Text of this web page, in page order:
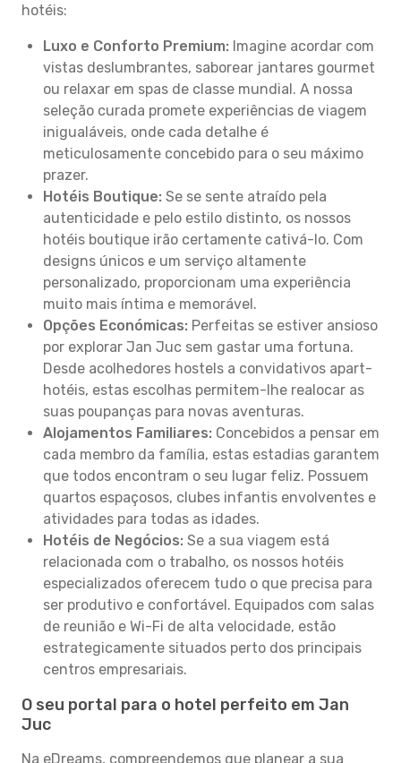
hotéis:
Luxo e Conforto Premium: Imagine acordar com
vistas deslumbrantes, saborear jantares gourmet
ou relaxar em spas de classe mundial. A nossa
seleção curada promete experiências de viagem
inigualáveis, onde cada detalhe é
meticulosamente concebido para o seu máximo
prazer.
Hotéis Boutique: Se se sente atraído pela
autenticidade e pelo estilo distinto, os nossos
hotéis boutique irão certamente cativá-lo. Com
designs únicos e um serviço altamente
personalizado, proporcionam uma experiência
muito mais íntima e memorável.
Opções Económicas: Perfeitas se estiver ansioso
por explorar Jan Juc sem gastar uma fortuna.
Desde acolhedores hostels a convidativos apart-
hotéis, estas escolhas permitem-lhe realocar as
suas poupanças para novas aventuras.
Alojamentos Familiares: Concebidos a pensar em
cada membro da família, estas estadias garantem
que todos encontram o seu lugar feliz. Possuem
quartos espaçosos, clubes infantis envolventes e
atividades para todas as idades.
Hotéis de Negócios: Se a sua viagem está
relacionada com o trabalho, os nossos hotéis
especializados oferecem tudo o que precisa para
ser produtivo e confortável. Equipados com salas
de reunião e Wi-Fi de alta velocidade, estão
estrategicamente situados perto dos principais
centros empresariais.
O seu portal para o hotel perfeito em Jan
Juc
Na eDreams, compreendemos que planear a sua